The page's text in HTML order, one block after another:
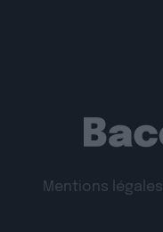
Mentions légales